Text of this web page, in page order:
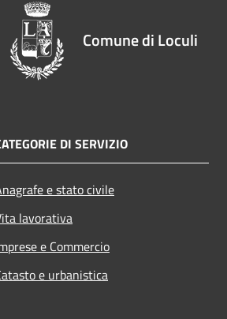
Comune di Loculi
DI SERVIZIO
e stato civile
lavorativa
e Commercio
e urbanistica